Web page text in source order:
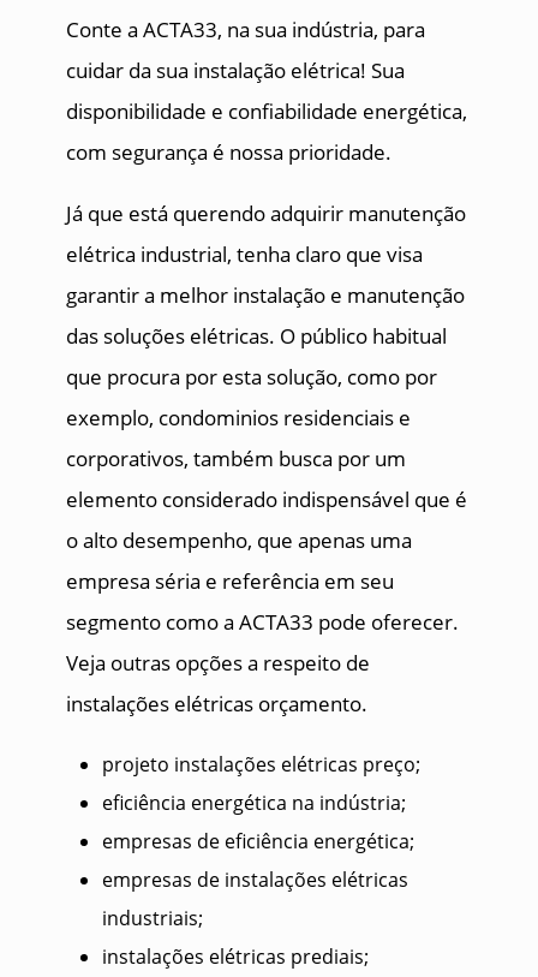
Conte a ACTA33, na sua indústria, para
cuidar da sua instalação elétrica! Sua
disponibilidade e confiabilidade energética,
com segurança é nossa prioridade.
Já que está querendo adquirir manutenção
elétrica industrial, tenha claro que visa
garantir a melhor instalação e manutenção
das soluções elétricas. O público habitual
que procura por esta solução, como por
exemplo, condominios residenciais e
corporativos, também busca por um
elemento considerado indispensável que é
o alto desempenho, que apenas uma
empresa séria e referência em seu
segmento como a ACTA33 pode oferecer.
Veja outras opções a respeito de
instalações elétricas orçamento.
projeto instalações elétricas preço;
eficiência energética na indústria;
empresas de eficiência energética;
empresas de instalações elétricas
industriais;
instalações elétricas prediais;